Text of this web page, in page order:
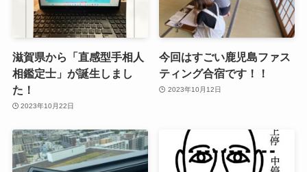
滋賀県から「直感型手相人
相鑑定士」が誕生しまし
た！
2023年10月22日
今回はすごい鹿児島ファス
ティング合宿です！！
2023年10月12日